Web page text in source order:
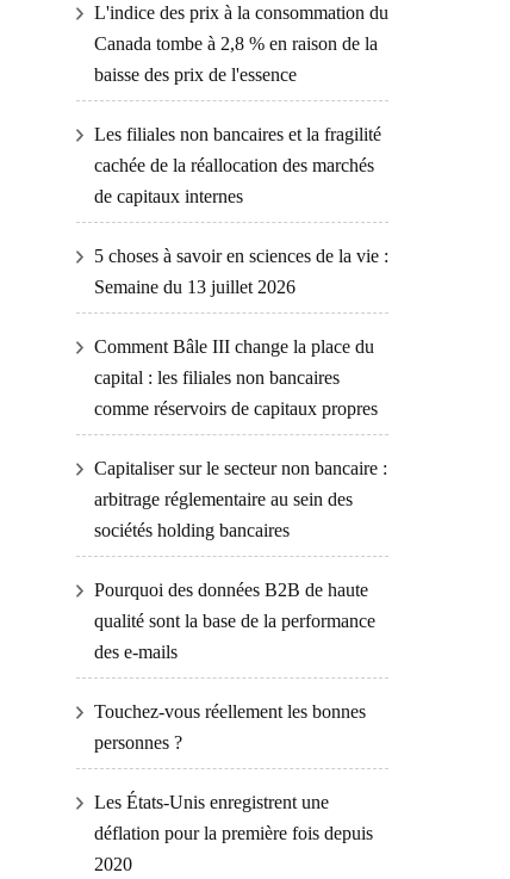
L'indice des prix à la consommation du
Canada tombe à 2,8 % en raison de la
baisse des prix de l'essence
Les filiales non bancaires et la fragilité
cachée de la réallocation des marchés
de capitaux internes
5 choses à savoir en sciences de la vie :
Semaine du 13 juillet 2026
Comment Bâle III change la place du
capital : les filiales non bancaires
comme réservoirs de capitaux propres
Capitaliser sur le secteur non bancaire :
arbitrage réglementaire au sein des
sociétés holding bancaires
Pourquoi des données B2B de haute
qualité sont la base de la performance
des e-mails
Touchez-vous réellement les bonnes
personnes ?
Les États-Unis enregistrent une
déflation pour la première fois depuis
2020